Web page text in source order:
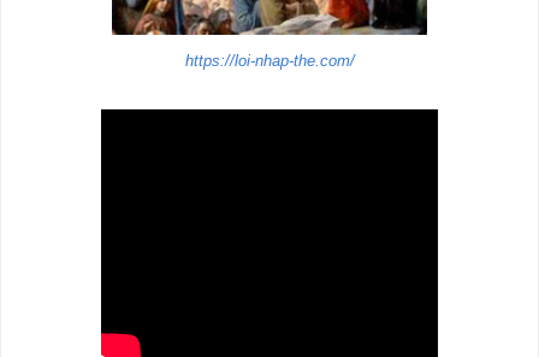
https://loi-nhap-the.com/